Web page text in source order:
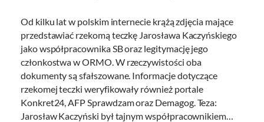
Od kilku lat w polskim internecie krążą zdjęcia mające
przedstawiać rzekomą teczkę Jarosława Kaczyńskiego
jako współpracownika SB oraz legitymację jego
członkostwa w ORMO. W rzeczywistości oba
dokumenty są sfałszowane. Informacje dotyczące
rzekomej teczki weryfikowały również portale
Konkret24, AFP Sprawdzam oraz Demagog. Teza:
Jarosław Kaczyński był tajnym współpracownikiem…